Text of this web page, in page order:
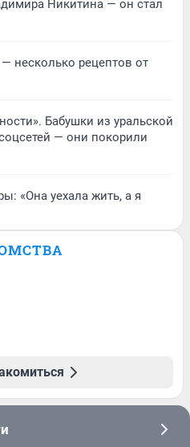
Никитина — он стал
несколько рецептов от
Бабушки из уральской
— они покорили
«Она уехала жить, а я